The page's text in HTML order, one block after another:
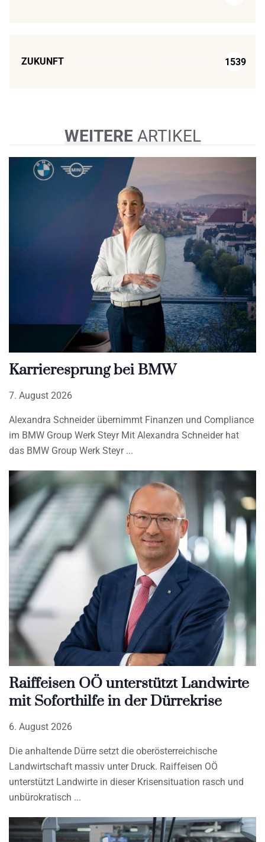
ZUKUNFT 1539
WEITEREARTIKEL
Karrieresprung bei BMW
7. August 2026
Alexandra Schneider übernimmt Finanzen und Compliance
im BMW Group Werk Steyr Mit Alexandra Schneider hat
das BMW Group Werk Steyr
Raiffeisen OÖ unterstützt Landwirte
mit Soforthilfe in der Dürrekrise
6. August 2026
Die anhaltende Dürre setzt die oberösterreichische
Landwirtschaft massiv unter Druck. Raiffeisen OÖ
unterstützt Landwirte in dieser Krisensituation rasch und
unbürokratisch